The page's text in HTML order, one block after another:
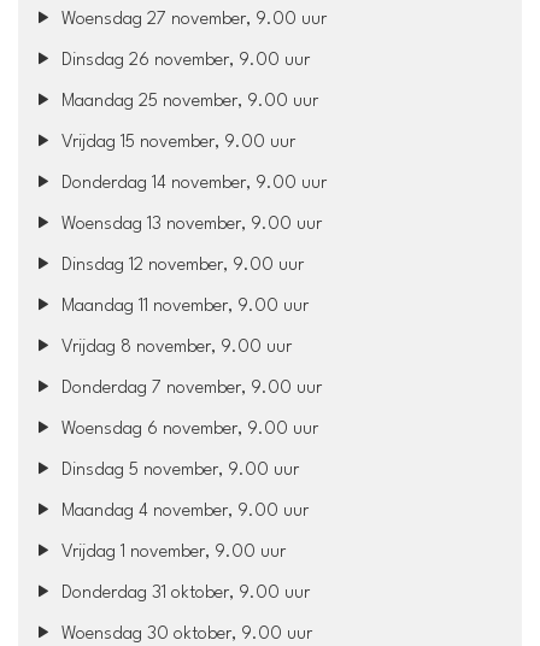
Woensdag 27 november, 9.00 uur
Dinsdag 26 november, 9.00 uur
Maandag 25 november, 9.00 uur
Vrijdag 15 november, 9.00 uur
Donderdag 14 november, 9.00 uur
Woensdag 13 november, 9.00 uur
Dinsdag 12 november, 9.00 uur
Maandag 11 november, 9.00 uur
Vrijdag 8 november, 9.00 uur
Donderdag 7 november, 9.00 uur
Woensdag 6 november, 9.00 uur
Dinsdag 5 november, 9.00 uur
Maandag 4 november, 9.00 uur
Vrijdag 1 november, 9.00 uur
Donderdag 31 oktober, 9.00 uur
Woensdag 30 oktober, 9.00 uur